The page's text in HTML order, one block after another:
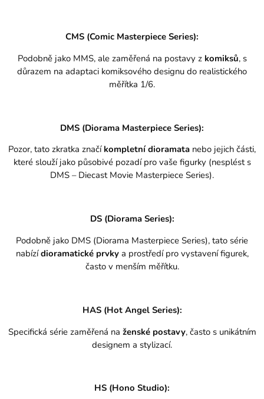
CMS (Comic Masterpiece Series):
Podobně jako MMS, ale zaměřená na postavy z komiksů, s
důrazem na adaptaci komiksového designu do realistického
měřítka 1/6.
DMS (Diorama Masterpiece Series):
Pozor, tato zkratka značí kompletní dioramata nebo jejich části,
které slouží jako působivé pozadí pro vaše figurky (nesplést s
DMS – Diecast Movie Masterpiece Series).
DS (Diorama Series):
Podobně jako DMS (Diorama Masterpiece Series), tato série
nabízídioramatické prvkya prostředí pro vystavení figurek,
často v menším měřítku.
HAS (Hot Angel Series):
Specifická série zaměřená na ženské postavy, často s unikátním
designem a stylizací.
HS (Hono Studio):